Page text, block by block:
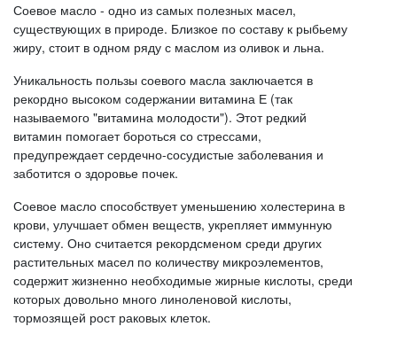
Соевое масло - одно из самых полезных масел,
существующих в природе. Близкое по составу к рыбьему
жиру, стоит в одном ряду с маслом из оливок и льна.
Уникальность пользы соевого масла заключается в
рекордно высоком содержании витамина Е (так
называемого "витамина молодости"). Этот редкий
витамин помогает бороться со стрессами,
предупреждает сердечно-сосудистые заболевания и
заботится о здоровье почек.
Соевое масло способствует уменьшению холестерина в
крови, улучшает обмен веществ, укрепляет иммунную
систему. Оно считается рекордсменом среди других
растительных масел по количеству микроэлементов,
содержит жизненно необходимые жирные кислоты, среди
которых довольно много линоленовой кислоты,
тормозящей рост раковых клеток.